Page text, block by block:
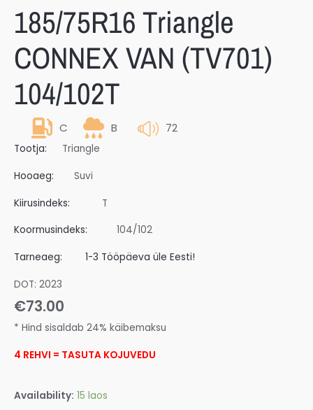
185/75R16 Triangle
CONNEX VAN (TV701)
104/102T
C B 72
Tootja: Triangle
Hooaeg: Suvi
Kiirusindeks: T
Koormusindeks: 104/102
Tarneaeg: 1-3 Tööpäeva üle Eesti!
DOT: 2023
€73.00
* Hind sisaldab 24% käibemaksu
4 REHVI = TASUTA KOJUVEDU
Availability: 15 laos